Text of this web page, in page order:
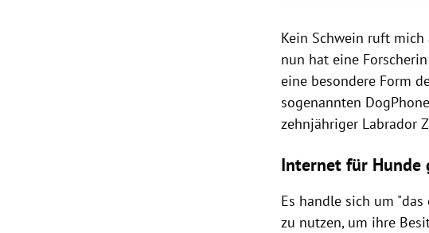
Kein Schwein ruft mich
nun hat eine
eine besondere Form
sogenannten
zehnjähriger Labrador
Internet für Hunde
Es handle sich um
zu nutzen, um ihre